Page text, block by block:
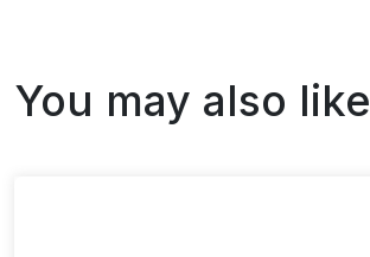
You may also like